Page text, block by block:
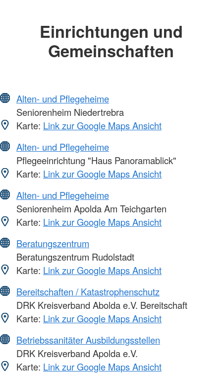
Einrichtungen und
Gemeinschaften
Alten- und Pflegeheime
Seniorenheim Niedertrebra
Karte: Link zur Google Maps Ansicht
Alten- und Pflegeheime
Pflegeeinrichtung "Haus Panoramablick"
Karte: Link zur Google Maps Ansicht
Alten- und Pflegeheime
Seniorenheim Apolda Am Teichgarten
Karte: Link zur Google Maps Ansicht
Beratungszentrum
Beratungszentrum Rudolstadt
Karte: Link zur Google Maps Ansicht
Bereitschaften / Katastrophenschutz
DRK Kreisverband Abolda e.V. Bereitschaft
Karte: Link zur Google Maps Ansicht
Betriebssanitäter Ausbildungsstellen
DRK Kreisverband Apolda e.V.
Karte: Link zur Google Maps Ansicht